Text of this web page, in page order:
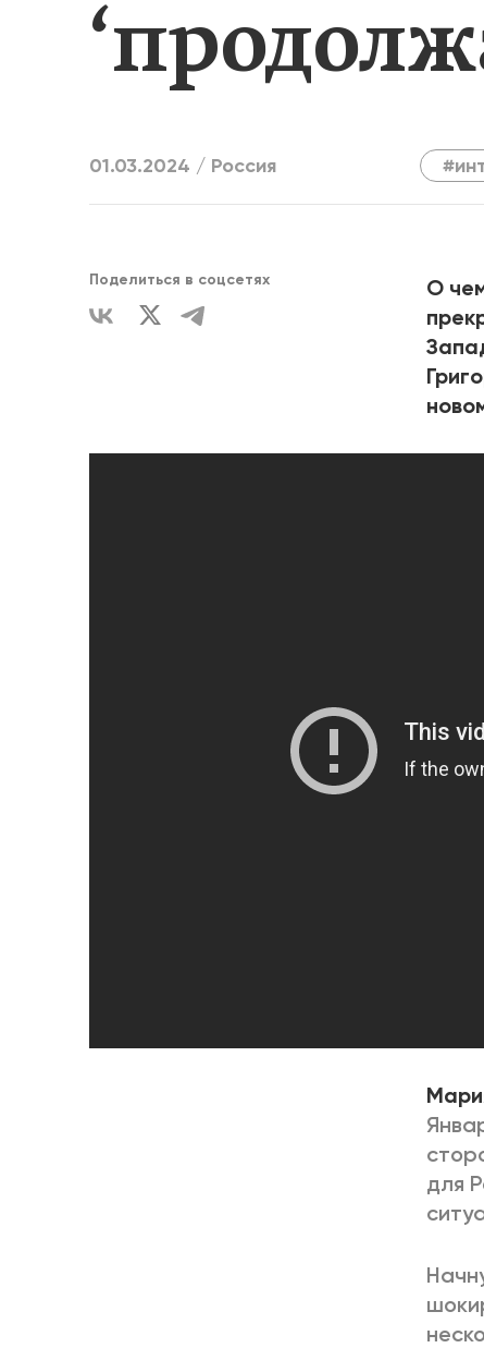
01.03.2024 / Россия
Поделиться в соцсетях
О
для